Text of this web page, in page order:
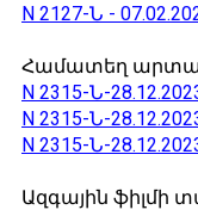
N 2127-Ն -
Համատեղ
N 2315-Ն-
N 2315-Ն-
N 2315-Ն-
Ազգային ֆիլմի